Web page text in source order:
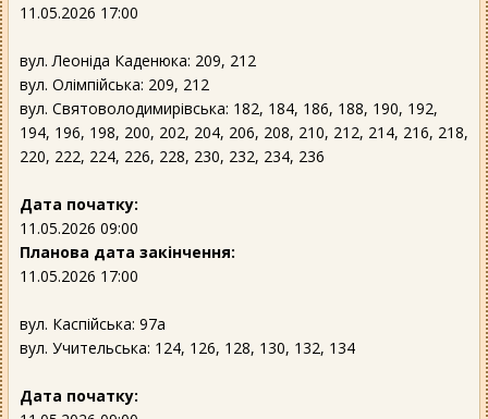
11.05.2026 17:00
вул. Леоніда Каденюка: 209, 212
вул. Олімпійська: 209, 212
вул. Святоволодимирівська: 182, 184, 186, 188, 190, 192,
194, 196, 198, 200, 202, 204, 206, 208, 210, 212, 214, 216, 218,
220, 222, 224, 226, 228, 230, 232, 234, 236
Дата початку:
11.05.2026 09:00
Планова дата закінчення:
11.05.2026 17:00
вул. Каспійська: 97а
вул. Учительська: 124, 126, 128, 130, 132, 134
Дата початку: